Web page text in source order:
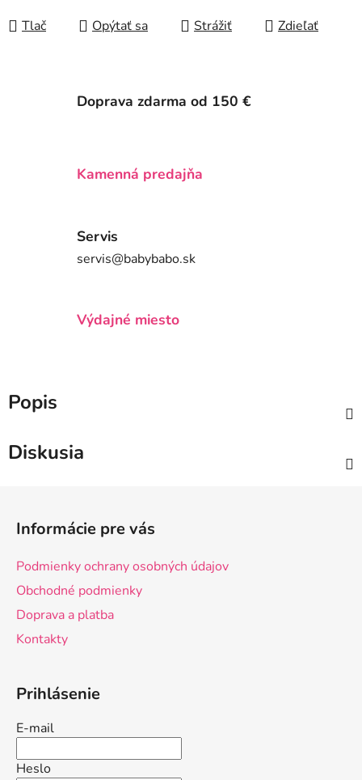
Tlač Opýtať sa Strážiť Zdieľať
Doprava zdarma od 150 €
Kamenná predajňa
Servis
servis@babybabo.sk
Výdajné miesto
Popis
Diskusia
Informácie pre vás
Podmienky ochrany osobných údajov
Obchodné podmienky
Doprava a platba
Kontakty
Prihlásenie
E-mail
Heslo